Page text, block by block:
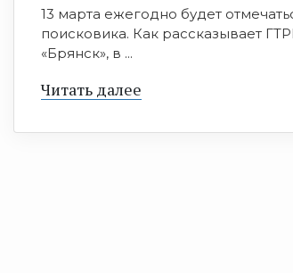
13 марта ежегодно будет
поисковика. Как рассказывает
«Брянск», в ...
Читать далее